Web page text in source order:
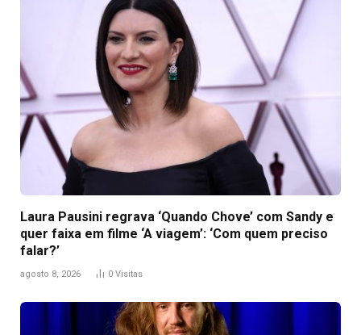
Laura Pausini regrava ‘Quando Chove’ com Sandy e
quer faixa em filme ‘A viagem’: ‘Com quem preciso
falar?’
agosto 8, 2026 0 Visitas